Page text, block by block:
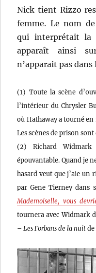
Nick tient Rizzo
femme. Le nom
qui interprétait la
apparaît ainsi
n’apparait pas
(1) Toute la scène
l’intérieur du Chrysler
où Hathaway a tourné
Les scènes de prison
(2) Richard
épouvantable. Quand je
hasard veut que j’aie un
par Gene Tierney dans
Mademoiselle, vous
tournera avec Widmark
– Les Forbans de la nuitde